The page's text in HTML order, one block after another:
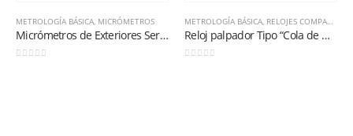
METROLOGÍA BÁSICA, MICRÓMETROS
Micrómetros de Exteriores Serie 436.1 1-2”
METROLOGÍA BÁSICA, RELOJES COMPARADORES, PALPADORES, MEDIDOR DE ESPESOR
Reloj palpador Tipo “Cola de Milano” Serie 3900